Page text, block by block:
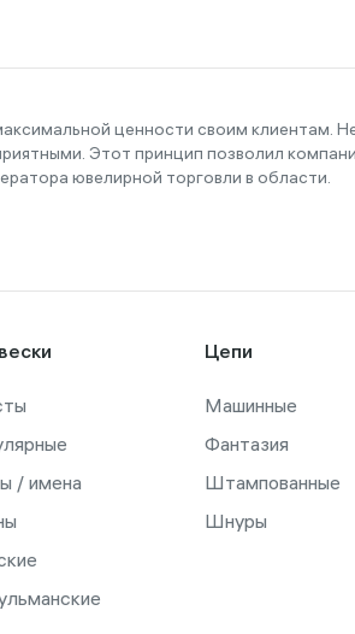
ценности своим
Этот принцип позволил
ювелирной торговли в области.
/ имена
Цепи
Машинные
Фантазия
Штампованные
Шнуры